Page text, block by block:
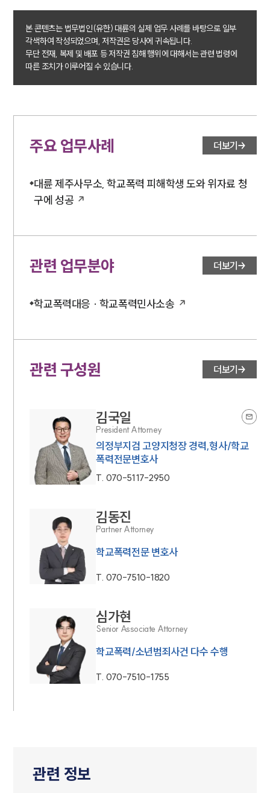
구성원 소개
학교폭력전문변호사
공지사항
뉴스레터/브로슈어
본 콘텐츠는 법무법인(유한) 대륜의 실제 업무 사례를 바탕으로 일부
각색하여 작성되었으며, 저작권은 당사에 귀속됩니다.
무단 전재, 복제 및 배포 등 저작권 침해 행위에 대해서는 관련 법령에
따른 조치가 이루어질 수 있습니다.
주요 업무사례 더보기
대륜 제주사무소, 학교폭력 피해학생 도와 위자료 청
구에 성공
관련 업무분야 더보기
학교폭력대응 · 학교폭력민사소송
관련 구성원 더보기
김국일
President Attorney
의정부지검 고양지청장 경력,형사/학교
폭력전문변호사
T. 070-5117-2950
김동진
Partner Attorney
학교폭력전문 변호사
T. 070-7510-1820
심가현
Senior Associate Attorney
학교폭력/소년범죄사건 다수 수행
T. 070-7510-1755
관련 정보